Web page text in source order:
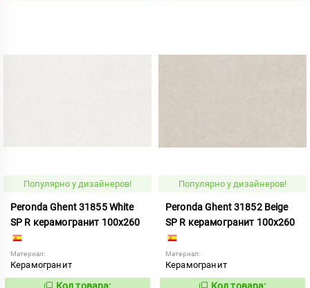
Популярно у дизайнеров!
Peronda Ghent 31855 White
SP R керамогранит 100x260
Материал:
Керамогранит
Популярно у дизайнеров!
Peronda Ghent 31852 Beige
SP R керамогранит 100x260
Материал:
Керамогранит